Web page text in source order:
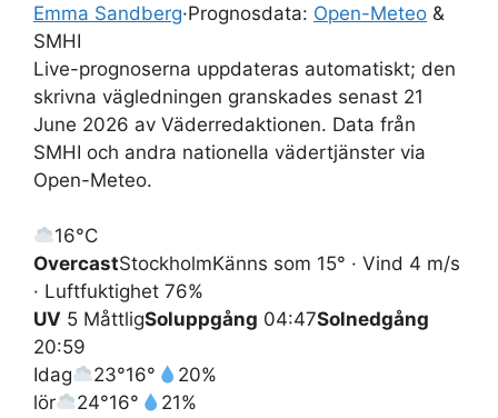
Emma Sandberg·Prognosdata: Open-Meteo &
SMHI
Live-prognoserna uppdateras automatiskt; den
skrivna vägledningen granskades senast 21
June 2026 av Väderredaktionen. Data från
SMHI och andra nationella vädertjänster via
Open-Meteo.
16°C
OvercastStockholmKänns som 15° · Vind 4 m/s
· Luftfuktighet 76%
UV 5 MåttligSoluppgång 04:47Solnedgång
20:59
Idag
23°16°
20%
lör
24°16°
21%